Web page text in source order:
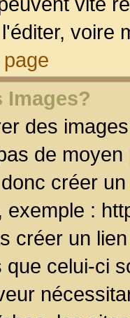
voire
Images?
des
de
créer
:
créer un
celui-ci